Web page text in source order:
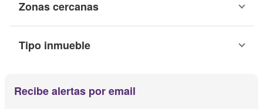
Zonas cercanas
Tipo inmueble
Recibe alertas por email